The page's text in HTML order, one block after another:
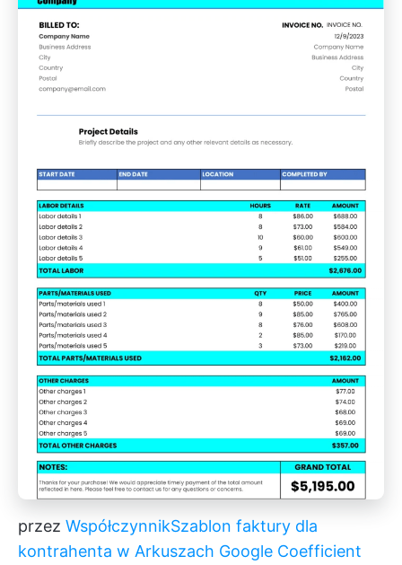
przez WspółczynnikSzablon faktury dla
kontrahenta w Arkuszach Google Coefficient